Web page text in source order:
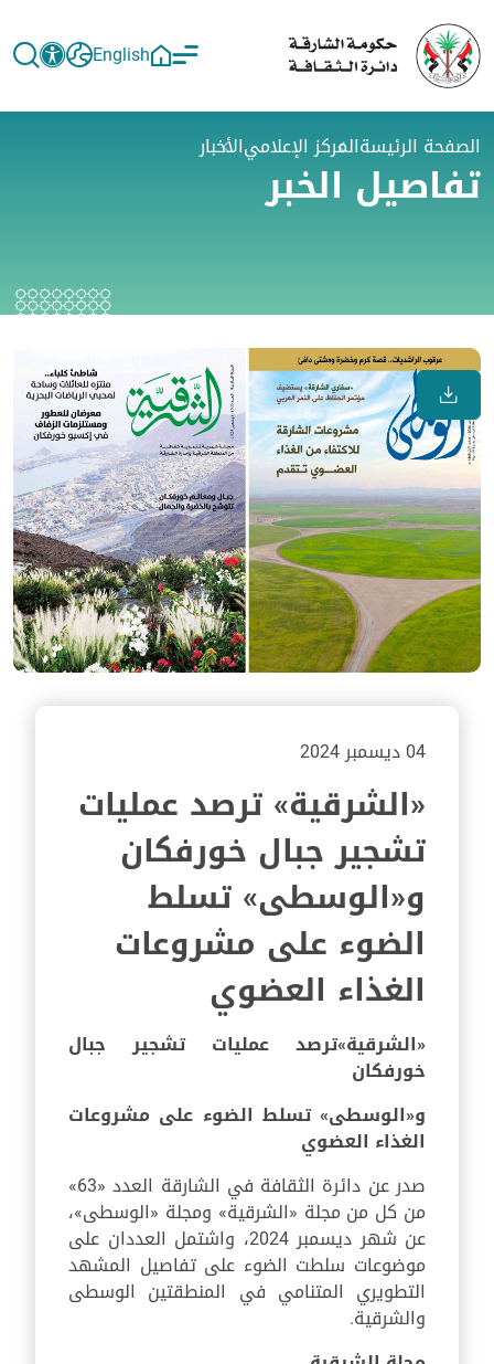
English
الصفحة الرئيسةالمركز الإعلاميالأخبار
تفاصيل الخبر
04 ديسمبر 2024
«الشرقية» ترصد عمليات
تشجير جبال خورفكان
و«الوسطى» تسلط
الضوء على مشروعات
الغذاء العضوي
«الشرقية»ترصد عمليات تشجير جبال
خورفكان
و«الوسطى» تسلط الضوء على مشروعات
الغذاء العضوي
صدر عن دائرة الثقافة في الشارقة العدد «63»
من كل من مجلة «الشرقية» ومجلة «الوسطى»،
عن شهر ديسمبر 2024، واشتمل العددان على
موضوعات سلطت الضوء على تفاصيل المشهد
التطويري المتنامي في المنطقتين الوسطى
والشرقية.